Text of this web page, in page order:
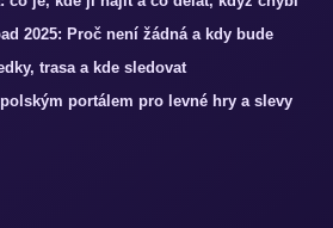
2025: Proč není žádná a kdy bude
trasa a kde sledovat
portálem pro levné hry a slevy